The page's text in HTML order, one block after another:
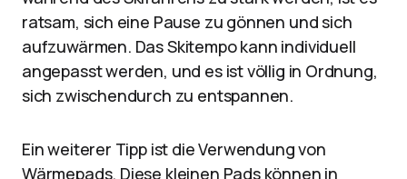
ratsam, sich eine Pause zu gönnen und sich
aufzuwärmen. Das Skitempo kann individuell
angepasst werden, und es ist völlig in Ordnung,
sich zwischendurch zu entspannen.
Ein weiterer Tipp ist die Verwendung von
Wärmepads. Diese kleinen Pads können in